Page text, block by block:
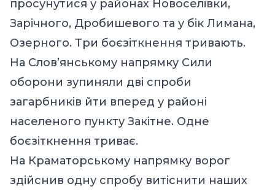
просунутися у районах Новоселівки,
Зарічного, Дробишевого та у бік Лимана,
Озерного. Три боєзіткнення тривають.
На Слов’янському напрямку Сили
оборони зупиняли дві спроби
загарбників йти вперед у районі
населеного пункту Закітне. Одне
боєзіткнення триває.
На Краматорському напрямку ворог
здійснив одну спробу витіснити наших